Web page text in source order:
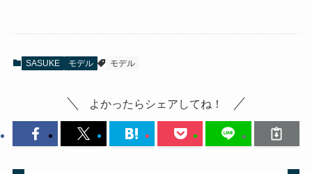
SASUKE モデル モデル
よかったらシェアしてね！